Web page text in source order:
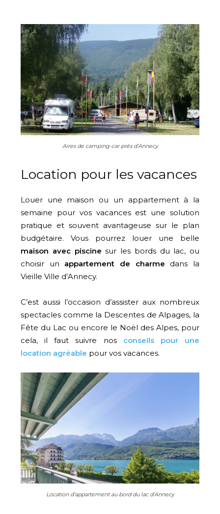
Aires de camping-car près d’Annecy
Location pour les vacances
Louer une maison ou un appartement à la
semaine pour vos vacances est une solution
pratique et souvent avantageuse sur le plan
budgétaire. Vous pourrez louer une belle
maison avec piscine sur les bords du lac, ou
choisir un appartement de charme dans la
Vieille Ville d’Annecy.
C’est aussi l’occasion d’assister aux nombreux
spectacles comme la Descentes de Alpages, la
Fête du Lac ou encore le Noël des Alpes, pour
cela, il faut suivre nos conseils pour une
location agréable pour vos vacances.
Location d’appartement au bord du lac d’Annecy